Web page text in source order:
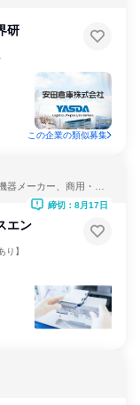
研
この企業の類似募集
メーカー、商用・産
エン
り】
締切：8月17日